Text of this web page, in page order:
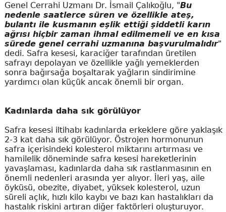
Genel Cerrahi Uzmanı Dr. İsmail Çalıkoğlu, "Bu
nedenle saatlerce süren ve özellikle ateş,
bulantı ile kusmanın eşlik ettiği şiddetli karın
ağrısı hiçbir zaman ihmal edilmemeli ve en kısa
sürede genel cerrahi uzmanına başvurulmalıdır"
dedi. Safra kesesi, karaciğer tarafından üretilen
safrayı depolayan ve özellikle yağlı yemeklerden
sonra bağırsağa boşaltarak yağların sindirimine
yardımcı olan küçük ancak önemli bir organ.
Kadınlarda daha sık görülüyor
Safra kesesi iltihabı kadınlarda erkeklere göre yaklaşık
2-3 kat daha sık görülüyor. Östrojen hormonunun
safra içerisindeki kolesterol miktarını artırması ve
hamilelik döneminde safra kesesi hareketlerinin
yavaşlaması, kadınlarda daha sık rastlanmasının en
önemli nedenleri arasında yer alıyor. İleri yaş, aile
öyküsü, obezite, diyabet, yüksek kolesterol, uzun
süreli açlık, hızlı kilo kaybı ve bazı kan hastalıkları da
hastalık riskini artıran diğer faktörleri oluşturuyor.